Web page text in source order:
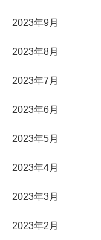
2023年9月
2023年8月
2023年7月
2023年6月
2023年5月
2023年4月
2023年3月
2023年2月